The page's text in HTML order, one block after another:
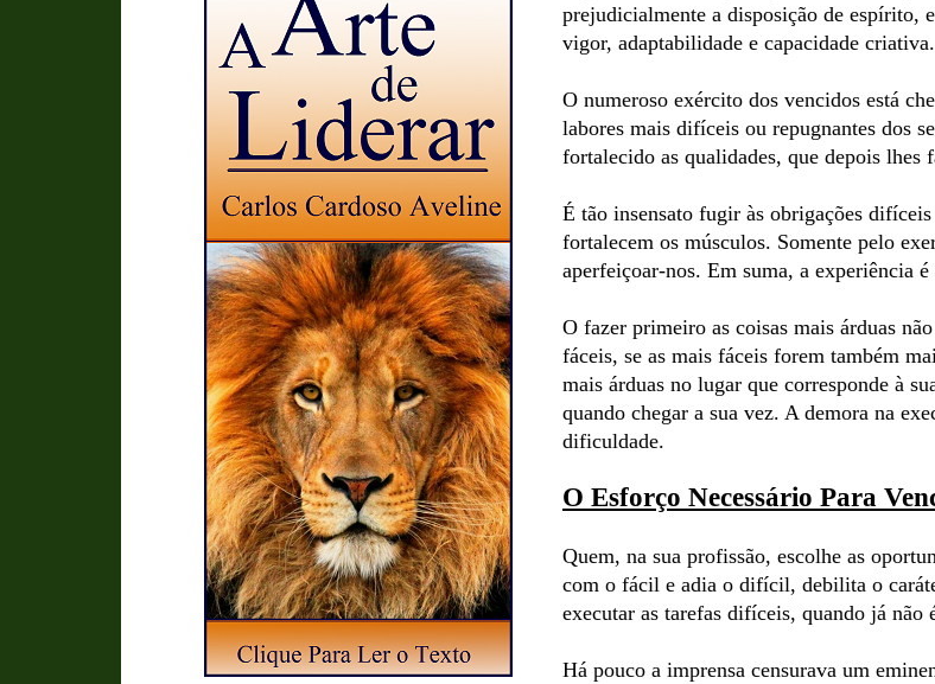
prejudicialmente a disposição de espírito,
vigor, adaptabilidade e capacidade criativa.
O numeroso exército dos vencidos está
labores mais difíceis ou repugnantes dos
fortalecido as qualidades, que depois
É tão insensato fugir às obrigações
fortalecem os músculos. Somente pelo
aperfeiçoar-nos. Em suma, a experiência é
O fazer primeiro as coisas mais árduas
fáceis, se as mais fáceis forem também
mais árduas no lugar que corresponde à
quando chegar a sua vez. A demora na
dificuldade.
O Esforço Necessário Para
Quem, na sua profissão, escolhe as
com o fácil e adia o difícil, debilita o
executar as tarefas difíceis, quando já
Há pouco a imprensa censurava um